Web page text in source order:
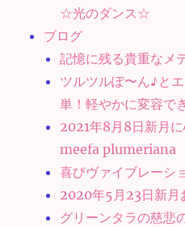
☆光のダンス☆
ブログ
記憶に残る貴重なメ
ツルツルぽ〜ん♪と
単！軽やかに変容で
2021年8月8日新月
meefa plumeriana
喜びヴァイブレーシ
2020年5月23日新月
グリーンタラの慈悲